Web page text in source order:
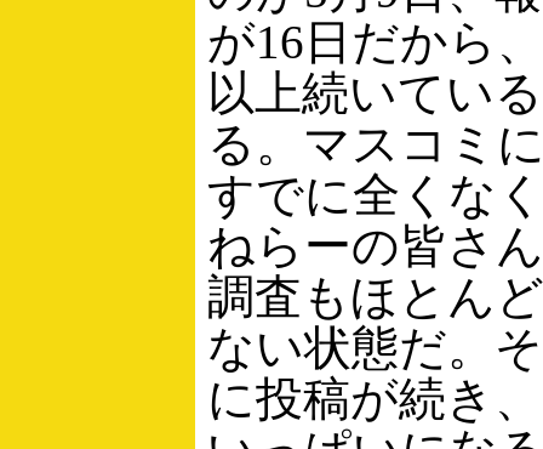
が16日だから
以上続いてい
る。マスコミ
すでに全くな
ねらーの皆さ
調査もほとん
ない状態だ。
に投稿が続き